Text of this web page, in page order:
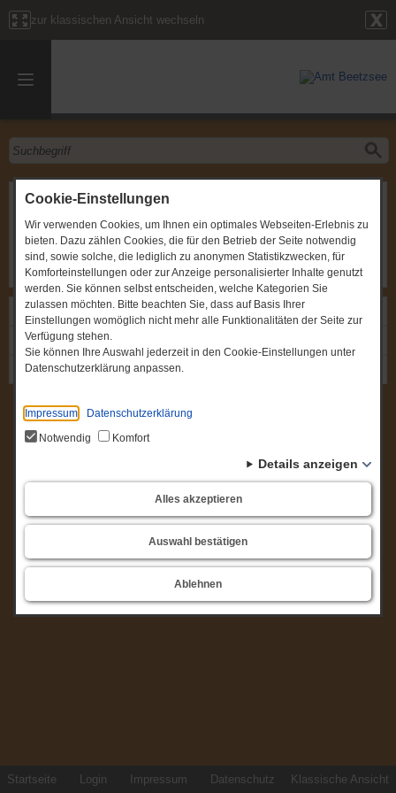
Cookie-Einstellungen
Wir verwenden Cookies, um Ihnen ein optimales Webseiten-Erlebnis zu
bieten. Dazu zählen Cookies, die für den Betrieb der Seite notwendig
sind, sowie solche, die lediglich zu anonymen Statistikzwecken, für
Komforteinstellungen oder zur Anzeige personalisierter Inhalte genutzt
werden. Sie können selbst entscheiden, welche Kategorien Sie
zulassen möchten. Bitte beachten Sie, dass auf Basis Ihrer
Einstellungen womöglich nicht mehr alle Funktionalitäten der Seite zur
Verfügung stehen.
Sie können Ihre Auswahl jederzeit in den Cookie-Einstellungen unter
Datenschutzerklärung anpassen.
Impressum
Datenschutzerklärung
Notwendig
Komfort
Details anzeigen
Alles akzeptieren
Auswahl bestätigen
Ablehnen
zur klassischen Ansicht wechseln
Sitzung des Ortsbeirates Briest
Gremium:
Ortsbeirat Briest
Zeitpunkt:
11.10.2024, um 19:00 Uhr
Ort: OT Briest, Briester Dorfstraße 9 - Gemeindezentrum
Links
Einladung: Sitzung des Ortsbeirates Briest
Gremium: Ortsbeirat Briest
Startseite Login Impressum Datenschutz Klassische Ansicht